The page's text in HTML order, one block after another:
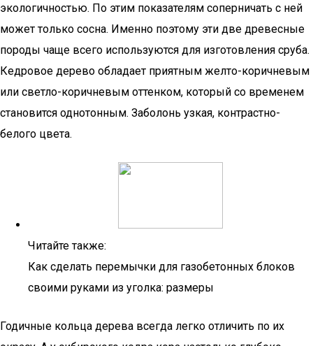
экологичностью. По этим показателям соперничать с ней
может только сосна. Именно поэтому эти две древесные
породы чаще всего используются для изготовления сруба.
Кедровое дерево обладает приятным желто-коричневым
или светло-коричневым оттенком, который со временем
становится однотонным. Заболонь узкая, контрастно-
белого цвета.
Читайте также:
Как сделать перемычки для газобетонных блоков
своими руками из уголка: размеры
Годичные кольца дерева всегда легко отличить по их